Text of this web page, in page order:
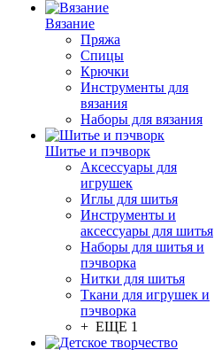
Вязание
Пряжа
Спицы
Крючки
Инструменты для
вязания
Наборы для вязания
Шитье и пэчворк
Аксессуары для
игрушек
Иглы для шитья
Инструменты и
аксессуары для шитья
Наборы для шитья и
пэчворка
Нитки для шитья
Ткани для игрушек и
пэчворка
+ ЕЩЕ 1